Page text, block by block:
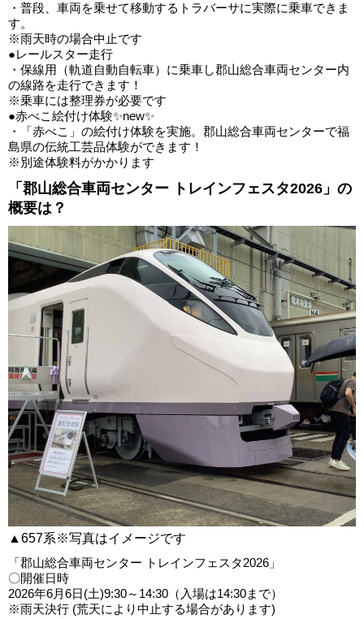
・普段、車両を乗せて移動するトラバーサに実際に乗車できま
す。
※雨天時の場合中止です
●レールスター走行
・保線用（軌道自動自転車）に乗車し郡山総合車両センター内
の線路を走行できます！
※乗車には整理券が必要です
●赤べこ絵付け体験✨new✨
・「赤べこ」の絵付け体験を実施。郡山総合車両センターで福
島県の伝統工芸品体験ができます！
※別途体験料がかかります
「郡山総合車両センター トレインフェスタ2026」の
概要は？
▲657系※写真はイメージです
「郡山総合車両センター トレインフェスタ2026」
〇開催日時
2026年6月6日(土)9:30～14:30（入場は14:30まで）
※雨天決行 (荒天により中止する場合があります)